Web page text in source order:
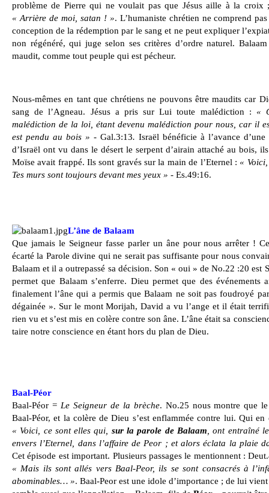
problème de Pierre qui ne voulait pas que Jésus aille à la
« Arrière de moi, satan ! ». L’humaniste chrétien ne comprend
conception de la rédemption par le sang et ne peut expliquer
non régénéré, qui juge selon ses critères d’ordre naturel.
maudit, comme tout peuple qui est pécheur.
Nous-mêmes en tant que chrétiens ne pouvons être maudits car
sang de l’Agneau. Jésus a pris sur Lui toute malédiction : «
malédiction de la loi, étant devenu malédiction pour nous, car il
est pendu au bois » - Gal.3:13. Israël bénéficie à l’avance
d’Israël ont vu dans le désert le serpent d’airain attaché au bois,
Moïse avait frappé. Ils sont gravés sur la main de l’Eternel :«
Tes murs sont toujours devant mes yeux » - Es.49:16.
L’âne de Balaam
Que jamais le Seigneur fasse parler un âne pour nous arrêter !
écarté la Parole divine qui ne serait pas suffisante pour nous
Balaam et il a outrepassé sa décision. Son « oui » de No.22 :20 est
permet que Balaam s’enferre. Dieu permet que des événements
finalement l’âne qui a permis que Balaam ne soit pas foudroyé
dégainée ». Sur le mont Morijah, David a vu l’ange et il était
rien vu et s’est mis en colère contre son âne. L’âne était sa
taire notre conscience en étant hors du plan de Dieu.
Baal-Péor
Baal-Péor = Le Seigneur de la brèche. No.25 nous montre que le
Baal-Péor, et la colère de Dieu s’est enflammée contre lui. Qui
« Voici, ce sont elles qui, sur la parole de Balaam , ont entraîné
envers l’Eternel, dans l’affaire de Peor ; et alors éclata la plaie
Cet épisode est important. Plusieurs passages le mentionnent :
« Mais ils sont allés vers Baal-Peor, ils se sont consacrés à
abominables… ». Baal-Peor est une idole d’importance ; de lui